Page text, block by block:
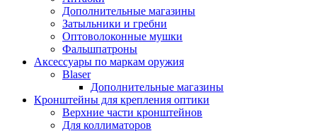
Дополнительные магазины
Затыльники и гребни
Оптоволоконные мушки
Фальшпатроны
Аксессуары по маркам оружия
Blaser
Дополнительные магазины
Кронштейны для крепления оптики
Верхние части кронштейнов
Для коллиматоров